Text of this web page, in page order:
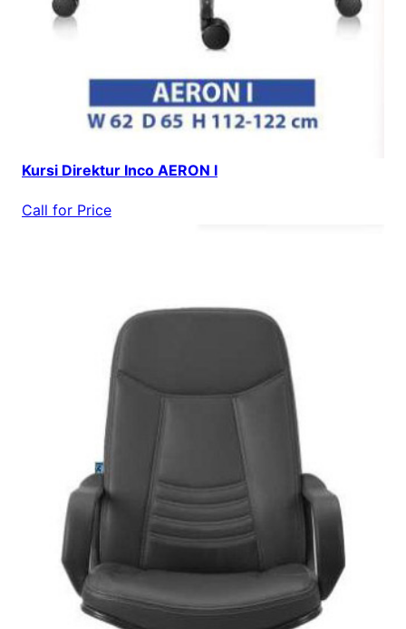
Kursi Direktur Inco AERON I
Call for Price